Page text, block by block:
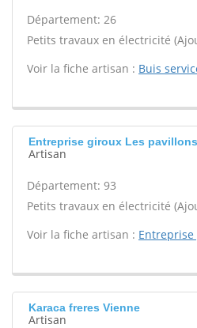
Département: 26
Petits travaux en électricité
Voir la fiche artisan : Buis
Entreprise giroux Les
Artisan
Département: 93
Petits travaux en électricité
Voir la fiche artisan :
Karaca freres Vienne
Artisan